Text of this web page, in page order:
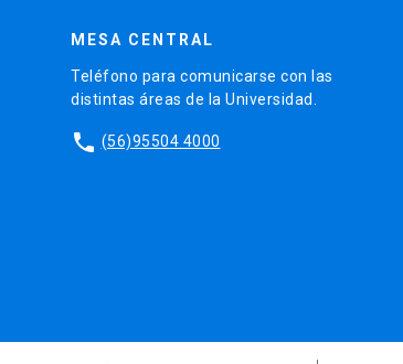
MESA CENTRAL
Teléfono para comunicarse con las
distintas áreas de la Universidad.
phone (56)95504 4000